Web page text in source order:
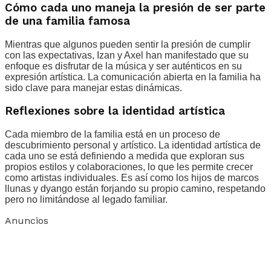
Cómo cada uno maneja la presión de ser parte
de una familia famosa
Mientras que algunos pueden sentir la presión de cumplir
con las expectativas, Izan y Axel han manifestado que su
enfoque es disfrutar de la música y ser auténticos en su
expresión artística. La comunicación abierta en la familia ha
sido clave para manejar estas dinámicas.
Reflexiones sobre la identidad artística
Cada miembro de la familia está en un proceso de
descubrimiento personal y artístico. La identidad artística de
cada uno se está definiendo a medida que exploran sus
propios estilos y colaboraciones, lo que les permite crecer
como artistas individuales. Es así como los hijos de marcos
llunas y dyango están forjando su propio camino, respetando
pero no limitándose al legado familiar.
Anuncios